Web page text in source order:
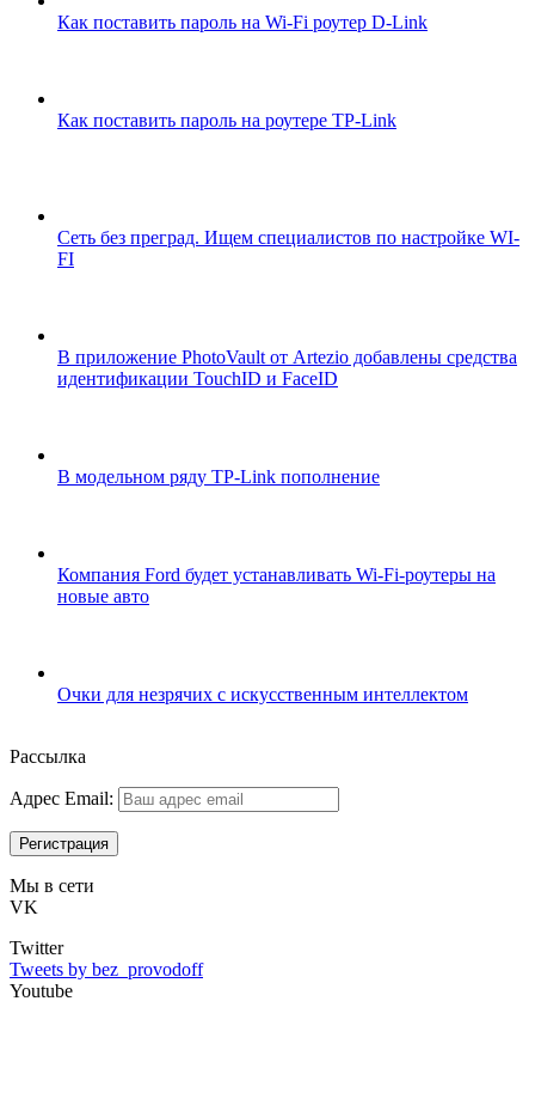
Как поставить пароль на Wi-Fi роутер D-Link
Как поставить пароль на роутере TP-Link
Сеть без преград. Ищем специалистов по настройке WI-
FI
В приложение PhotoVault от Artezio добавлены средства
идентификации TouchID и FaceID
В модельном ряду TP-Link пополнение
Компания Ford будет устанавливать Wi-Fi-роутеры на
новые авто
Очки для незрячих с искусственным интеллектом
Рассылка
Адрес Email:
Мы в сети
VK
Twitter
Tweets by bez_provodoff
Youtube